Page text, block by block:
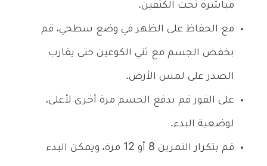
مباشرة تحت الكتفين.
مع الحفاظ على الظهر في وضع سطحي، قم
بخفض الجسم مع ثني الكوعين حتى يقارب
الصدر على لمس الأرض.
على الفور قم بدفع الجسم مرة أخرى لأعلى،
لوضعية البدء.
قم بتكرار التمرين 8 أو 12 مرة، ويمكن البدء